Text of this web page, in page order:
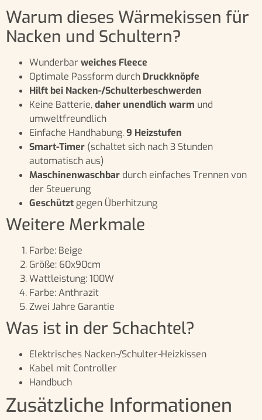
Warum dieses Wärmekissen für
Nacken und Schultern?
Wunderbarweiches Fleece
Optimale Passform durch Druckknöpfe
Hilft bei Nacken-/Schulterbeschwerden
Keine Batterie,daher unendlich warm und
umweltfreundlich
Einfache Handhabung.9 Heizstufen
Smart-Timer (schaltet sich nach 3 Stunden
automatisch aus)
Maschinenwaschbar durch einfaches Trennen von
der Steuerung
Geschütztgegen Überhitzung
Weitere Merkmale
Farbe: Beige
Größe: 60x90cm
Wattleistung: 100W
Farbe: Anthrazit
Zwei Jahre Garantie
Was ist in der Schachtel?
Elektrisches Nacken-/Schulter-Heizkissen
Kabel mit Controller
Handbuch
Zusätzliche Informationen